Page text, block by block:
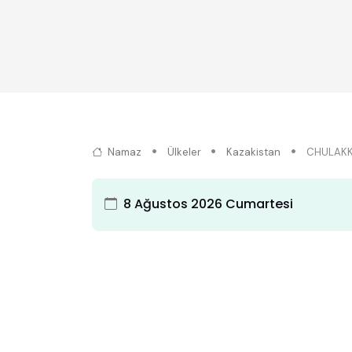
Namaz Ülkeler Kazakistan
8 Ağustos 2026 Cumartesi